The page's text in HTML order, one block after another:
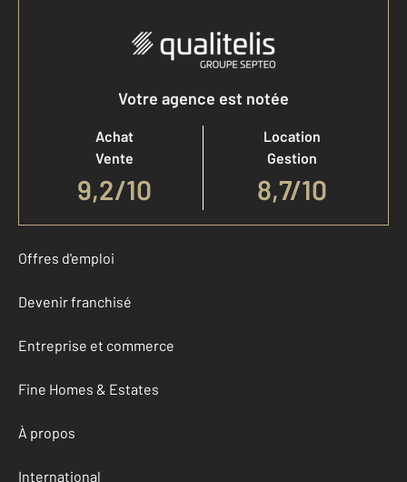
Votre agence est notée
Achat
Vente
9,2/10
Location
Gestion
8,7/10
Offres d'emploi
Devenir franchisé
Entreprise et commerce
Fine Homes & Estates
À propos
International